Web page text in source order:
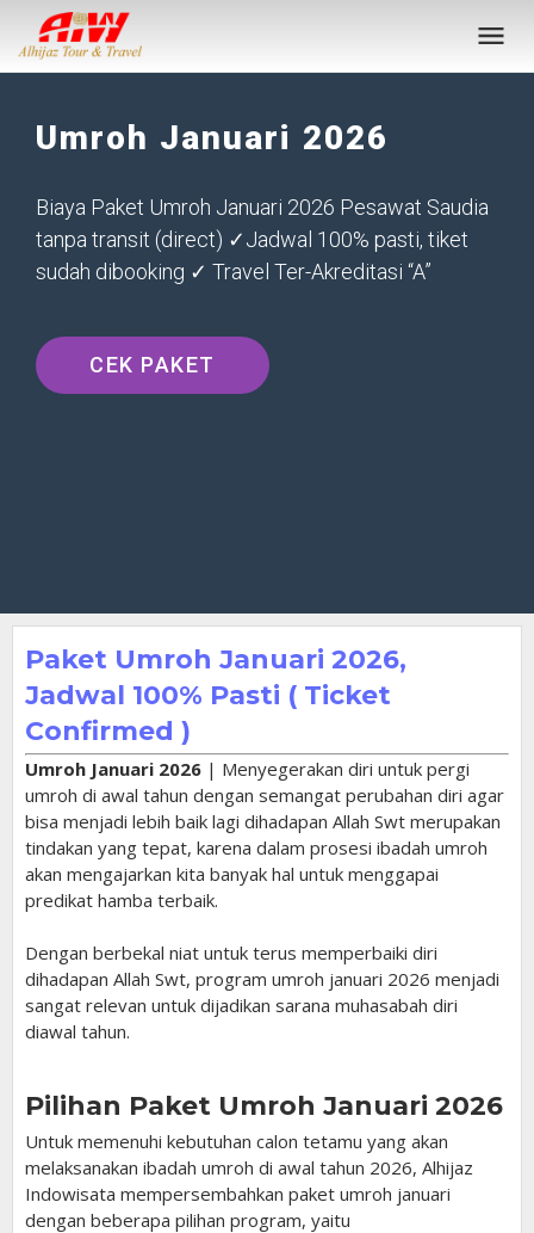
Umroh Januari 2026
Biaya Paket Umroh Januari 2026 Pesawat Saudia
tanpa transit (direct) ✓Jadwal 100% pasti, tiket
sudah dibooking ✓ Travel Ter-Akreditasi “A”
CEK PAKET
Paket Umroh Januari 2026,
Jadwal 100% Pasti ( Ticket
Confirmed )
Umroh Januari 2026 | Menyegerakan diri untuk pergi
umroh di awal tahun dengan semangat perubahan diri agar
bisa menjadi lebih baik lagi dihadapan Allah Swt merupakan
tindakan yang tepat, karena dalam prosesi ibadah umroh
akan mengajarkan kita banyak hal untuk menggapai
predikat hamba terbaik.
Dengan berbekal niat untuk terus memperbaiki diri
dihadapan Allah Swt, program umroh januari 2026 menjadi
sangat relevan untuk dijadikan sarana muhasabah diri
diawal tahun.
Pilihan Paket Umroh Januari 2026
Untuk memenuhi kebutuhan calon tetamu yang akan
melaksanakan ibadah umroh di awal tahun 2026, Alhijaz
Indowisata mempersembahkan paket umroh januari
dengan beberapa pilihan program, yaitu